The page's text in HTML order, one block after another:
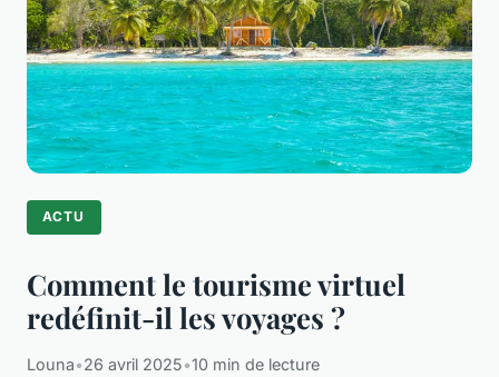
ACTU
Comment le tourisme virtuel
redéfinit-il les voyages ?
Louna•26 avril 2025•10 min de lecture